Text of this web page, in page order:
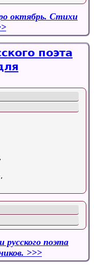
октябрь. Стихи
поэта
русского поэта